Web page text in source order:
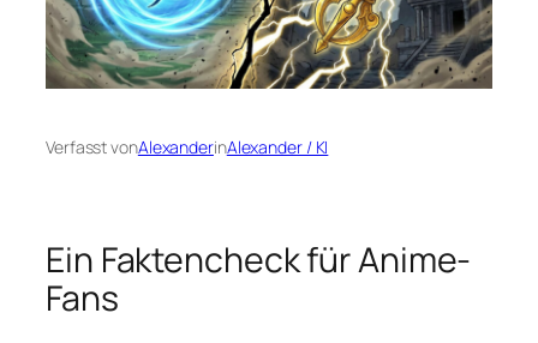
Verfasst vonAlexanderinAlexander / KI
Ein Faktencheck für Anime-
Fans